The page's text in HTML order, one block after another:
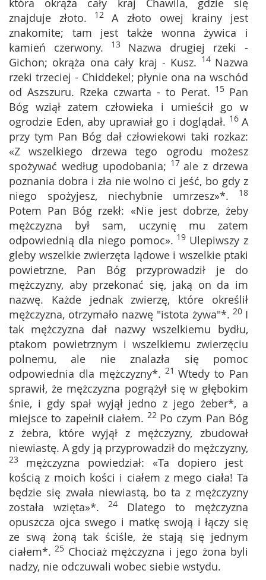
która okrąża cały kraj Chawila, gdzie się
znajduje złoto. 12 A złoto owej krainy jest
znakomite; tam jest także wonna żywica i
kamień czerwony. 13 Nazwa drugiej rzeki -
Gichon; okrąża ona cały kraj - Kusz. 14 Nazwa
rzeki trzeciej - Chiddekel; płynie ona na wschód
od Aszszuru. Rzeka czwarta - to Perat. 15 Pan
Bóg wziął zatem człowieka i umieścił go w
ogrodzie Eden, aby uprawiał go i doglądał. 16 A
przy tym Pan Bóg dał człowiekowi taki rozkaz:
«Z wszelkiego drzewa tego ogrodu możesz
spożywać według upodobania; 17 ale z drzewa
poznania dobra i zła nie wolno ci jeść, bo gdy z
niego spożyjesz, niechybnie umrzesz»*. 18
Potem Pan Bóg rzekł: «Nie jest dobrze, żeby
mężczyzna był sam, uczynię mu zatem
odpowiednią dla niego pomoc». 19 Ulepiwszy z
gleby wszelkie zwierzęta lądowe i wszelkie ptaki
powietrzne, Pan Bóg przyprowadził je do
mężczyzny, aby przekonać się, jaką on da im
nazwę. Każde jednak zwierzę, które określił
mężczyzna, otrzymało nazwę "istota żywa"*. 20 I
tak mężczyzna dał nazwy wszelkiemu bydłu,
ptakom powietrznym i wszelkiemu zwierzęciu
polnemu, ale nie znalazła się pomoc
odpowiednia dla mężczyzny*. 21Wtedy to Pan
sprawił, że mężczyzna pogrążył się w głębokim
śnie, i gdy spał wyjął jedno z jego żeber*, a
miejsce to zapełnił ciałem. 22 Po czym Pan Bóg
z żebra, które wyjął z mężczyzny, zbudował
niewiastę. A gdy ją przyprowadził do mężczyzny,
23 mężczyzna powiedział: «Ta dopiero jest
kością z moich kości i ciałem z mego ciała! Ta
będzie się zwała niewiastą, bo ta z mężczyzny
została wzięta»*. 24 Dlatego to mężczyzna
opuszcza ojca swego i matkę swoją i łączy się
ze swą żoną tak ściśle, że stają się jednym
ciałem*. 25 Chociaż mężczyzna i jego żona byli
nadzy, nie odczuwali wobec siebie wstydu.